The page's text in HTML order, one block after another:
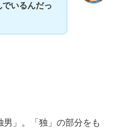
いるんだっ
」。「独」の部分をも